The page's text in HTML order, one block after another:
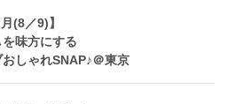
(8／9)】
味方にする
しゃれSNAP♪＠東京